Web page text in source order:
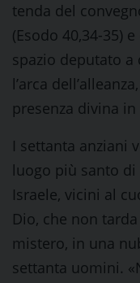
tenda del
(Esodo 40,34-35)
spazio deputato a
l’arca
presenza divina
I settanta anziani
luogo più santo di
Israele, vicini al
Dio, che non
mistero, in una
settanta uomini.